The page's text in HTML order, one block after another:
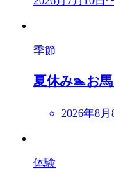
季節
夏休み🏊お
2026年8月
体験